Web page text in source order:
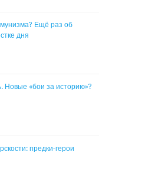
Ещё раз об
дня
Новые «бои за историю»?
предки-герои